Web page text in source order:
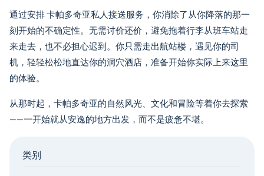
通过安排卡帕多奇亚私人接送服务 ，你消除了从你降落的那一
刻开始的不确定性。无需讨价还价，避免拖着行李从班车站走
来走去，也不必担心迟到。你只需走出航站楼，遇见你的司
机，轻轻松松地直达你的洞穴酒店，准备开始你实际上来这里
的体验。
从那时起，卡帕多奇亚的自然风光、文化和冒险等着你去探索
——一开始就从安逸的地方出发，而不是疲惫不堪。
类别